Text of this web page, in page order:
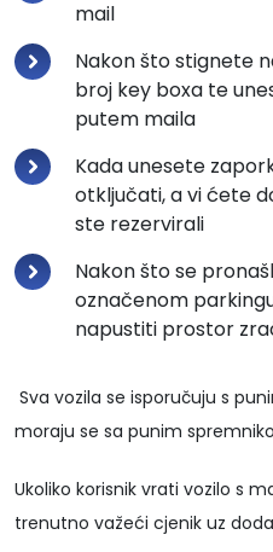
mail
Nakon što stignete
broj key boxa te
putem maila
Kada unesete
otključati, a vi ćete
ste rezervirali
Nakon što se
označenom
napustiti prostor
Sva vozila se isporučuju s
moraju se sa punim
Ukoliko korisnik vrati vozilo s
trenutno važeći cjenik uz